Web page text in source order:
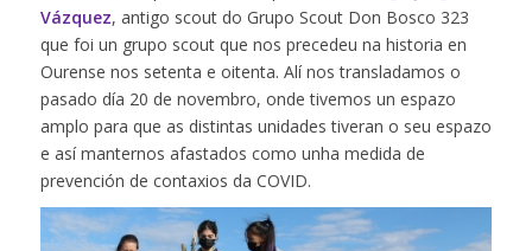
Vázquez, antigo scout do Grupo Scout Don Bosco 323
que foi un grupo scout que nos precedeu na historia en
Ourense nos setenta e oitenta. Alí nos transladamos o
pasado día 20 de novembro, onde tivemos un espazo
amplo para que as distintas unidades tiveran o seu espazo
e así manternos afastados como unha medida de
prevención de contaxios da COVID.